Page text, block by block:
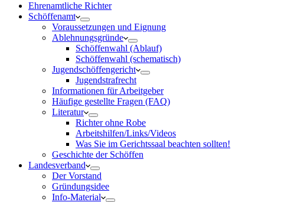
Ehrenamtliche Richter
Schöffenamt
Voraussetzungen und Eignung
Ablehnungsgründe
Schöffenwahl (Ablauf)
Schöffenwahl (schematisch)
Jugendschöffengericht
Jugendstrafrecht
Informationen für Arbeitgeber
Häufige gestellte Fragen (FAQ)
Literatur
Richter ohne Robe
Arbeitshilfen/Links/Videos
Was Sie im Gerichtssaal beachten sollten!
Geschichte der Schöffen
Landesverband
Der Vorstand
Gründungsidee
Info-Material